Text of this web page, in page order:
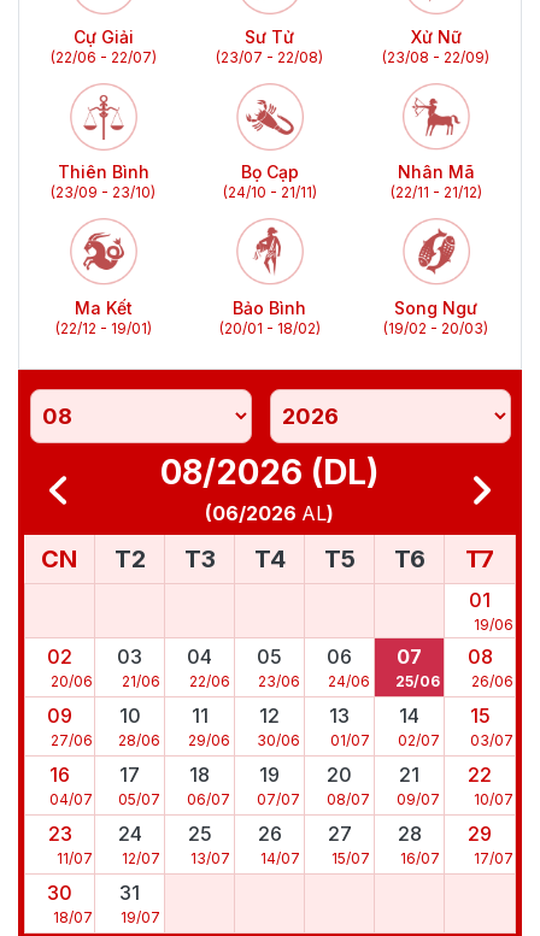
Cự Giải
(22/06 - 22/07)
Sư Tử
(23/07 - 22/08)
Xử Nữ
(23/08 - 22/09)
Thiên Bình
(23/09 - 23/10)
Bọ Cạp
(24/10 - 21/11)
Nhân Mã
(22/11 - 21/12)
Ma Kết
(22/12 - 19/01)
Bảo Bình
(20/01 - 18/02)
Song Ngư
(19/02 - 20/03)
08/2026 (DL)
(06/2026 AL)
CN T2 T3 T4 T5 T6 T7
01
19/06
02
20/06
03
21/06
04
22/06
05
23/06
06
24/06
07
25/06
08
26/06
09
27/06
10
28/06
11
29/06
12
30/06
13
01/07
14
02/07
15
03/07
16
04/07
17
05/07
18
06/07
19
07/07
20
08/07
21
09/07
22
10/07
23
11/07
24
12/07
25
13/07
26
14/07
27
15/07
28
16/07
29
17/07
30
18/07
31
19/07